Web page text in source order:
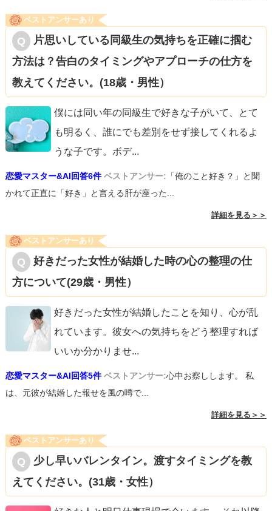
ベストアンサーあり
片思いしている同級生の気持ちを正確に掴む
方法は？告白のタイミングやアプローチの仕方を
教えてください。(18歳・男性）
僕には同い年の同級生で好きな子がいて、とて
も明るく、誰にでも差別をせず接してくれるよ
うな子です。ボデ...
恋愛マスター&AI回答6件 ベストアンサー: 「俺のこと好き？」と聞
かれて正直に「好き」と言える肝が座った...
詳細を見る＞＞
ベストアンサーあり
好きだった女性が結婚した時の心の整理の仕
方について(29歳・男性）
好きだった女性が結婚したことを知り、心が乱
れています。彼女への気持ちをどう整理すれば
いいか分かりませ...
恋愛マスター&AI回答5件 ベストアンサー:心中お察しします。 私
は、元彼が結婚した報せを風の噂で...
詳細を見る＞＞
ベストアンサーあり
少し早いバレンタイン。渡すタイミングを教
えてください。(31歳・女性）